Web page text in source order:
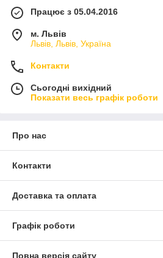
Працює з 05.04.2016
м. Львів
Львів, Львів, Україна
Контакти
Сьогодні вихідний
Показати весь графік роботи
Про нас
Контакти
Доставка та оплата
Графік роботи
Повна версія сайту